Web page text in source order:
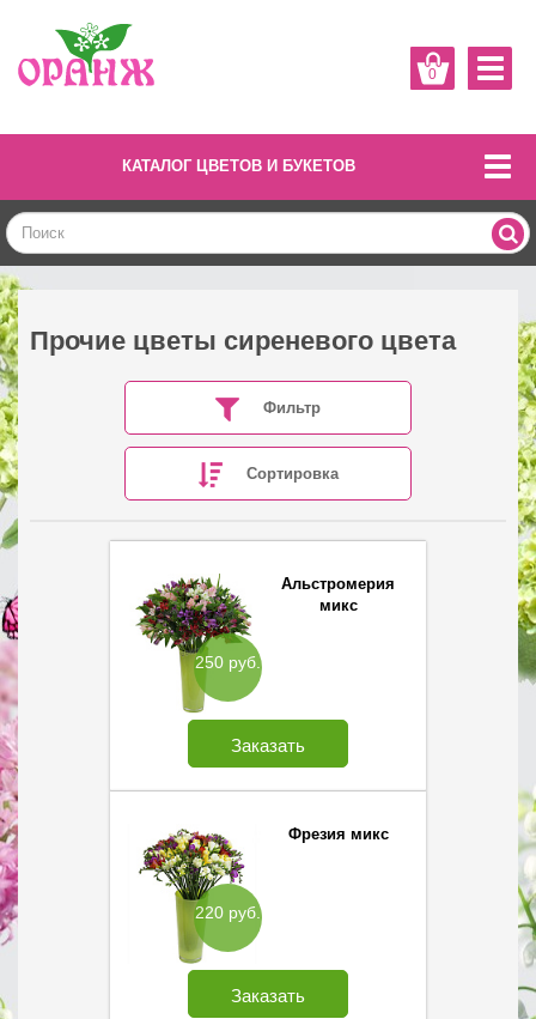
0
КАТАЛОГ ЦВЕТОВ И БУКЕТОВ
Прочие цветы сиреневого цвета
Фильтр
Сортировка
250 руб.
Альстромерия
микс
Заказать
220 руб.
Фрезия микс
Заказать